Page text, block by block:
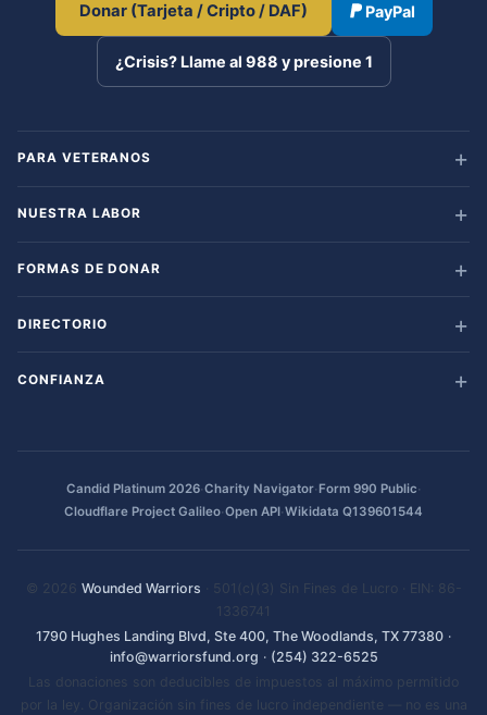
Donar (Tarjeta / Cripto / DAF) PayPal
¿Crisis? Llame al 988 y presione 1
PARA VETERANOS
NUESTRA LABOR
FORMAS DE DONAR
DIRECTORIO
CONFIANZA
Candid Platinum 2026·Charity Navigator· Form 990 Public·
Cloudflare Project Galileo·Open API·Wikidata Q139601544
© 2026 Wounded Warriors · 501(c)(3) Sin Fines de Lucro · EIN: 86-
1336741
1790 Hughes Landing Blvd, Ste 400, The Woodlands, TX 77380 ·
info@warriorsfund.org · (254) 322-6525
Las donaciones son deducibles de impuestos al máximo permitido
por la ley. Organización sin fines de lucro independiente — no es una